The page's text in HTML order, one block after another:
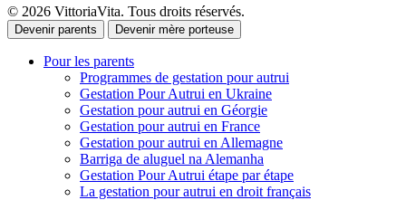
© 2026 VittoriaVita. Tous droits réservés.
Devenir parents Devenir mère porteuse
Pour les parents
Programmes de gestation pour autrui
Gestation Pour Autrui en Ukraine
Gestation pour autrui en Géorgie
Gestation pour autrui en France
Gestation pour autrui en Allemagne
Barriga de aluguel na Alemanha
Gestation Pour Autrui étape par étape
La gestation pour autrui en droit français